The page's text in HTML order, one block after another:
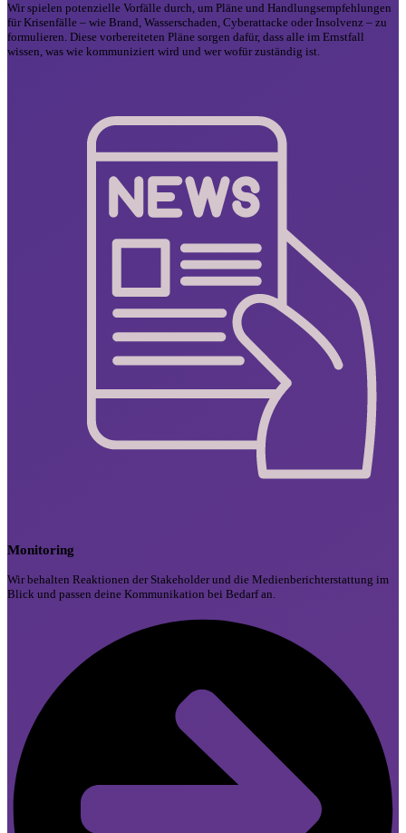
Wir spielen potenzielle Vorfälle durch, um Pläne und Handlungsempfehlungen
für Krisenfälle – wie Brand, Wasserschaden, Cyberattacke oder Insolvenz – zu
formulieren. Diese vorbereiteten Pläne sorgen dafür, dass alle im Ernstfall
wissen, was wie kommuniziert wird und wer wofür zuständig ist.
Monitoring
Wir behalten Reaktionen der Stakeholder und die Medienberichterstattung im
Blick und passen deine Kommunikation bei Bedarf an.